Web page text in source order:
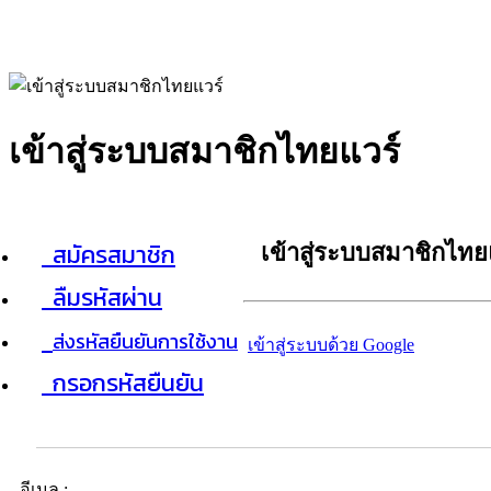
เข้าสู่ระบบสมาชิกไทยแวร์
สมัครสมาชิก
ลืมรหัสผ่าน
ส่งรหัสยืนยันการใช้งาน
กรอกรหัสยืนยัน
เข้าสู่ระบบสมาชิกไท
เข้าสู่ระบบด้วย Google